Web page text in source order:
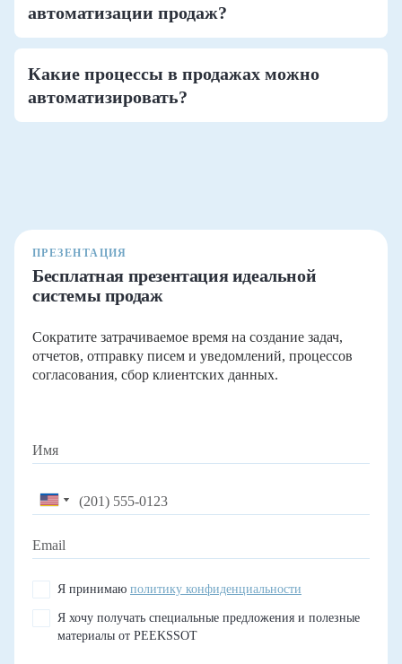
автоматизации продаж?
Какие процессы в продажах можно
автоматизировать?
ПРЕЗЕНТАЦИЯ
Бесплатная презентация идеальной
системы продаж
Сократите затрачиваемое время на создание задач,
отчетов, отправку писем и уведомлений, процессов
согласования, сбор клиентских данных.
Я принимаю политику конфиденциальности
Я хочу получать специальные предложения и полезные
материалы от PEEKSSOT